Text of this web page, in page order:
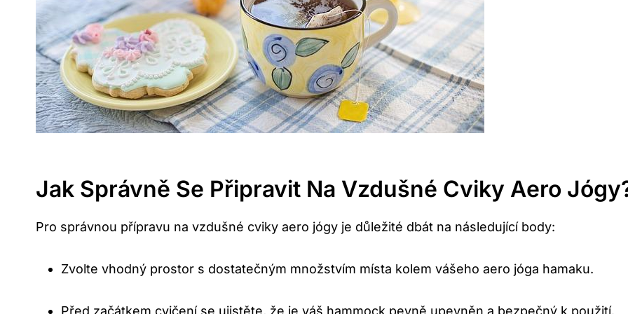
Jak Správně ‍se Připravit ‌na Vzdušné ⁤cviky‌ Aero
Pro⁢ správnou přípravu ⁣na vzdušné cviky aero jógy je důležité ‌dbát ‍na následující body:
Zvolte vhodný prostor s ⁤dostatečným množstvím místa kolem vášeho aero jóga‍ hamaku.
Před začátkem cvičení⁣ se ujistěte, že je váš hammock pevně upevněn a bezpečný k použití.